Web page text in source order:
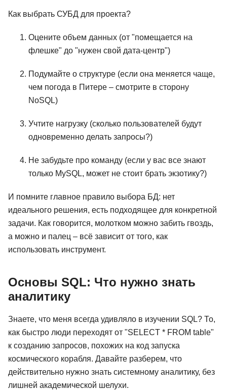
Как выбрать СУБД для проекта?
Оцените объем данных (от "помещается на
флешке" до "нужен свой дата-центр")
Подумайте о структуре (если она меняется чаще,
чем погода в Питере – смотрите в сторону
NoSQL)
Учтите нагрузку (сколько пользователей будут
одновременно делать запросы?)
Не забудьте про команду (если у вас все знают
только MySQL, может не стоит брать экзотику?)
И помните главное правило выбора БД: нет
идеального решения, есть подходящее для конкретной
задачи. Как говорится, молотком можно забить гвоздь,
а можно и палец – всё зависит от того, как
использовать инструмент.
Основы SQL: Что нужно знать
аналитику
Знаете, что меня всегда удивляло в изучении SQL? То,
как быстро люди переходят от "SELECT * FROM table"
к созданию запросов, похожих на код запуска
космического корабля. Давайте разберем, что
действительно нужно знать системному аналитику, без
лишней академической шелухи.